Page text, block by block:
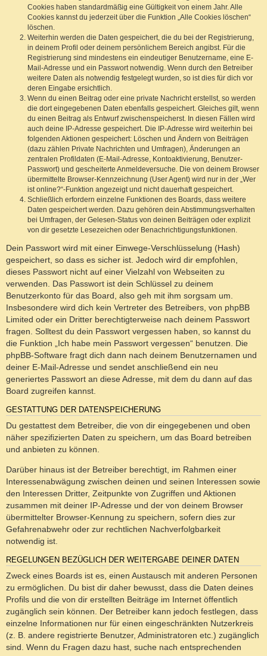
Cookies haben standardmäßig eine Gültigkeit von einem Jahr. Alle
Cookies kannst du jederzeit über die Funktion „Alle Cookies löschen“
löschen.
Weiterhin werden die Daten gespeichert, die du bei der Registrierung,
in deinem Profil oder deinem persönlichem Bereich angibst. Für die
Registrierung sind mindestens ein eindeutiger Benutzername, eine E-
Mail-Adresse und ein Passwort notwendig. Wenn durch den Betreiber
weitere Daten als notwendig festgelegt wurden, so ist dies für dich vor
deren Eingabe ersichtlich.
Wenn du einen Beitrag oder eine private Nachricht erstellst, so werden
die dort eingegebenen Daten ebenfalls gespeichert. Gleiches gilt, wenn
du einen Beitrag als Entwurf zwischenspeicherst. In diesen Fällen wird
auch deine IP-Adresse gespeichert. Die IP-Adresse wird weiterhin bei
folgenden Aktionen gespeichert: Löschen und Ändern von Beiträgen
(dazu zählen Private Nachrichten und Umfragen), Änderungen an
zentralen Profildaten (E-Mail-Adresse, Kontoaktivierung, Benutzer-
Passwort) und gescheiterte Anmeldeversuche. Die von deinem Browser
übermittelte Browser-Kennzeichnung (User Agent) wird nur in der „Wer
ist online?“-Funktion angezeigt und nicht dauerhaft gespeichert.
Schließlich erfordern einzelne Funktionen des Boards, dass weitere
Daten gespeichert werden. Dazu gehören dein Abstimmungsverhalten
bei Umfragen, der Gelesen-Status von deinen Beiträgen oder explizit
von dir gesetzte Lesezeichen oder Benachrichtigungsfunktionen.
Dein Passwort wird mit einer Einwege-Verschlüsselung (Hash)
gespeichert, so dass es sicher ist. Jedoch wird dir empfohlen,
dieses Passwort nicht auf einer Vielzahl von Webseiten zu
verwenden. Das Passwort ist dein Schlüssel zu deinem
Benutzerkonto für das Board, also geh mit ihm sorgsam um.
Insbesondere wird dich kein Vertreter des Betreibers, von phpBB
Limited oder ein Dritter berechtigterweise nach deinem Passwort
fragen. Solltest du dein Passwort vergessen haben, so kannst du
die Funktion „Ich habe mein Passwort vergessen“ benutzen. Die
phpBB-Software fragt dich dann nach deinem Benutzernamen und
deiner E-Mail-Adresse und sendet anschließend ein neu
generiertes Passwort an diese Adresse, mit dem du dann auf das
Board zugreifen kannst.
GESTATTUNG DER DATENSPEICHERUNG
Du gestattest dem Betreiber, die von dir eingegebenen und oben
näher spezifizierten Daten zu speichern, um das Board betreiben
und anbieten zu können.
Darüber hinaus ist der Betreiber berechtigt, im Rahmen einer
Interessenabwägung zwischen deinen und seinen Interessen sowie
den Interessen Dritter, Zeitpunkte von Zugriffen und Aktionen
zusammen mit deiner IP-Adresse und der von deinem Browser
übermittelter Browser-Kennung zu speichern, sofern dies zur
Gefahrenabwehr oder zur rechtlichen Nachverfolgbarkeit
notwendig ist.
REGELUNGEN BEZÜGLICH DER WEITERGABE DEINER DATEN
Zweck eines Boards ist es, einen Austausch mit anderen Personen
zu ermöglichen. Du bist dir daher bewusst, dass die Daten deines
Profils und die von dir erstellten Beiträge im Internet öffentlich
zugänglich sein können. Der Betreiber kann jedoch festlegen, dass
einzelne Informationen nur für einen eingeschränkten Nutzerkreis
(z. B. andere registrierte Benutzer, Administratoren etc.) zugänglich
sind. Wenn du Fragen dazu hast, suche nach entsprechenden